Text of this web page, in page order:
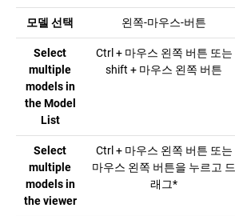
모델 선택 왼쪽-마우스-버튼
Select
multiple
models in
the Model
List
Ctrl + 마우스 왼쪽 버튼 또는
shift + 마우스 왼쪽 버튼
Select
multiple
models in
the viewer
Ctrl + 마우스 왼쪽 버튼 또는
마우스 왼쪽 버튼을 누르고 드
래그*